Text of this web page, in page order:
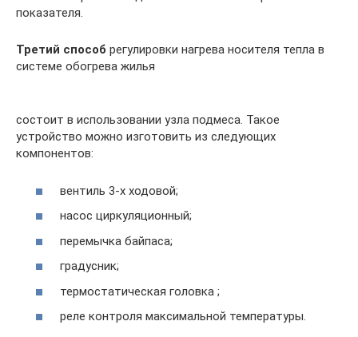
показателя.
Третий способ регулировки нагрева носителя тепла в
системе обогрева жилья
состоит в использовании узла подмеса. Такое
устройство можно изготовить из следующих
компонентов:
вентиль 3-х ходовой;
насос циркуляционный;
перемычка байпаса;
градусник;
термостатическая головка ;
реле контроля максимальной температуры.